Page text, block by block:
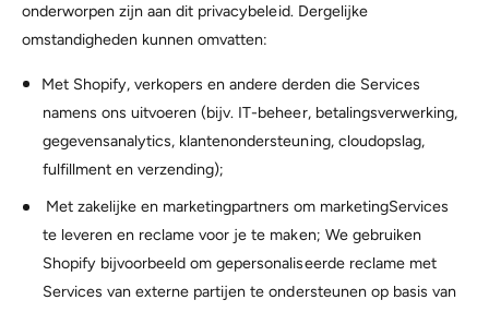
onderworpen zijn aan dit privacybeleid. Dergelijke
omstandigheden kunnen omvatten:
Met Shopify, verkopers en andere derden die Services
namens ons uitvoeren (bijv. IT-beheer, betalingsverwerking,
gegevensanalytics, klantenondersteuning, cloudopslag,
fulfillment en verzending);
Met zakelijke en marketingpartners om marketingServices
te leveren en reclame voor je te maken; We gebruiken
Shopify bijvoorbeeld om gepersonaliseerde reclame met
Services van externe partijen te ondersteunen op basis van